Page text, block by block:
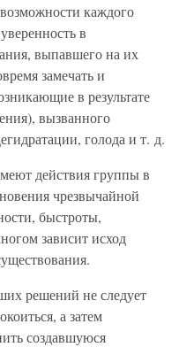
каждого
в
выпавшего на их
замечать и
в результате
вызванного
голода и т. д.
действия группы в
чрезвычайной
быстроты,
зависит исход
решений не следует
а затем
создавшуюся